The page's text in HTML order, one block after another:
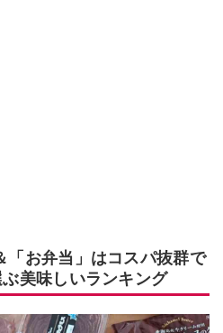
「お弁当」はコスパ抜群で
美味しいランキング